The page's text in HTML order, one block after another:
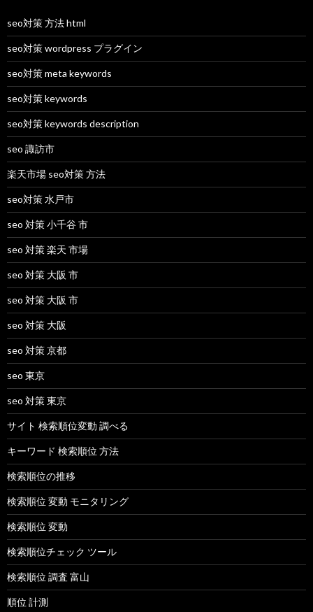
seo対策 方法 html
seo対策 wordpress プラグイン
seo対策 meta keywords
seo対策 keywords
seo対策 keywords description
seo 諏訪市
楽天市場 seo対策 方法
seo対策 水戸市
seo 対策 小千谷 市
seo 対策 楽天 市場
seo 対策 大阪 市
seo 対策 大阪 市
seo 対策 大阪
seo 対策 京都
seo 東京
seo 対策 東京
サイト 検索順位変動 調べる
キーワード 検索順位 方法
検索順位の推移
検索順位 変動 モニタリング
検索順位 変動
検索順位チェック ツール
検索順位 調査 富山
順位 計測